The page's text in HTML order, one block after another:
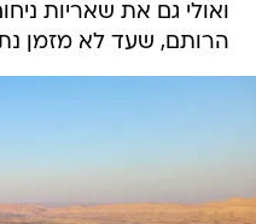
ואולי גם את שאריות
הרותם, שעד לא מזמן